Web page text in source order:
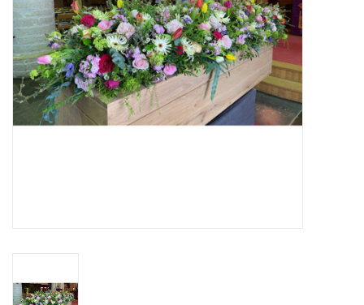
Grafdecoratie
Naar website SCHELDE.LAND